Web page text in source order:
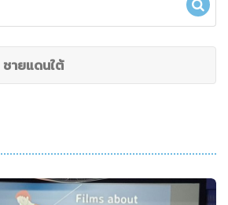
ชายแดนใต้